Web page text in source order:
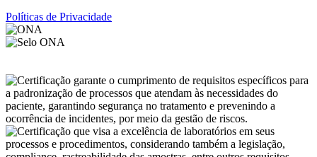
Políticas de Privacidade